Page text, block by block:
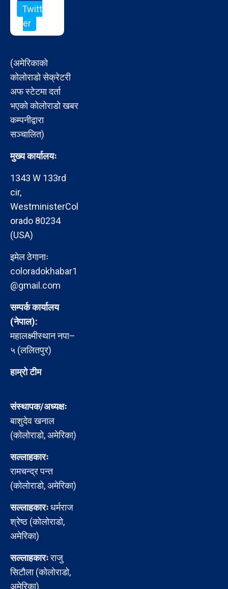
Twitt
er
(अमेरिकाको
कोलोराडो सेक्रेटरी
अफ स्टेटमा दर्ता
भएको कोलोराडो खबर
कम्पनीद्वारा
सञ्चालित)
मुख्य कार्यालयः
1343 W 133rd
cir,
WestministerCol
orado 80234
(USA)
इमेल ठेगानाः
coloradokhabar1
@gmail.com
सम्पर्क कार्यालय
(नेपाल):
महालक्ष्मीस्थान नपा–
५ (ललितपुर)
हाम्रो टीम
संस्थापक/अध्यक्षः
बाशुदेव खनाल
(कोलोराडो, अमेरिका)
सल्लाहकारः
रामचन्द्र पन्त
(कोलोराडो, अमेरिका)
सल्लाहकारःधर्मराज
श्रेष्ठ (कोलोराडो,
अमेरिका)
सल्लाहकारःराजु
सिटौला (कोलोराडो,
अमेरिका)